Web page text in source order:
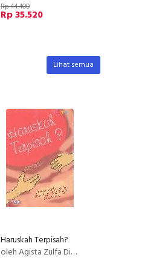
Rp 44.400
Rp 35.520
Lihat semua
Haruskah Terpisah?
oleh Agista Zulfa Dini & Yulianto Wibowo